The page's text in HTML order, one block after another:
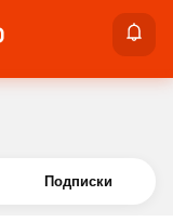
Войти
Подписки